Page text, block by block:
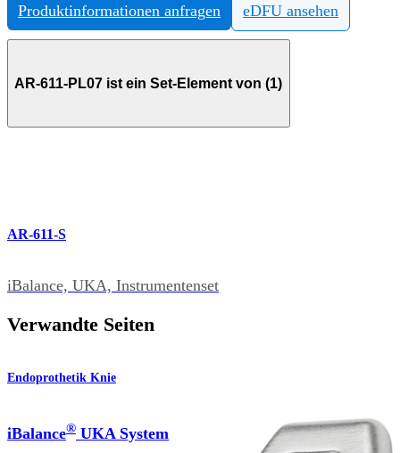
Produktinformationen anfragen eDFU ansehen
AR-611-PL07 ist ein Set-Element von (1)
AR-611-S
iBalance, UKA, Instrumentenset
Verwandte Seiten
Endoprothetik Knie
iBalance® UKA System